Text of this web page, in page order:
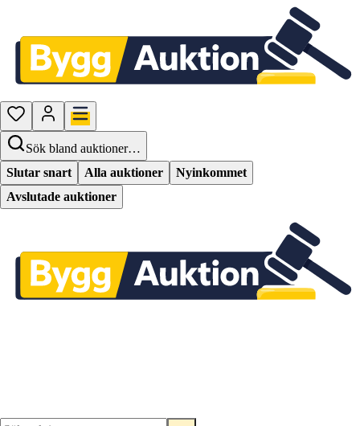
Sök bland auktioner…
Slutar snart
Alla auktioner
Nyinkommet
Avslutade auktioner